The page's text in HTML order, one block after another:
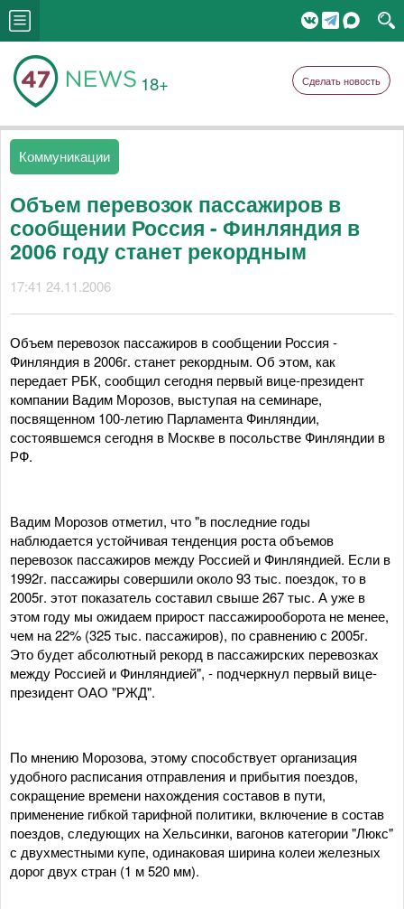
18+ Сделать новость
Коммуникации
Объем перевозок пассажиров в
сообщении Россия - Финляндия в
2006 году станет рекордным
17:41 24.11.2006
Объем перевозок пассажиров в сообщении Россия -
Финляндия в 2006г. станет рекордным. Об этом, как
передает РБК, сообщил сегодня первый вице-президент
компании Вадим Морозов, выступая на семинаре,
посвященном 100-летию Парламента Финляндии,
состоявшемся сегодня в Москве в посольстве Финляндии в
РФ.
Вадим Морозов отметил, что "в последние годы
наблюдается устойчивая тенденция роста объемов
перевозок пассажиров между Россией и Финляндией. Если в
1992г. пассажиры совершили около 93 тыс. поездок, то в
2005г. этот показатель составил свыше 267 тыс. А уже в
этом году мы ожидаем прирост пассажирооборота не менее,
чем на 22% (325 тыс. пассажиров), по сравнению с 2005г.
Это будет абсолютный рекорд в пассажирских перевозках
между Россией и Финляндией", - подчеркнул первый вице-
президент ОАО "РЖД".
По мнению Морозова, этому способствует организация
удобного расписания отправления и прибытия поездов,
сокращение времени нахождения составов в пути,
применение гибкой тарифной политики, включение в состав
поездов, следующих на Хельсинки, вагонов категории "Люкс"
с двухместными купе, одинаковая ширина колеи железных
дорог двух стран (1 м 520 мм).